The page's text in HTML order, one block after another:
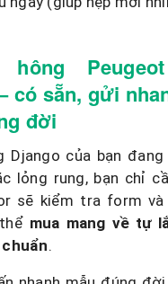
có sẵn, gửi
đời
Django của bạn
lỏng rung, bạn chỉ
sẽ kiểm tra form
mua mang về tự
.